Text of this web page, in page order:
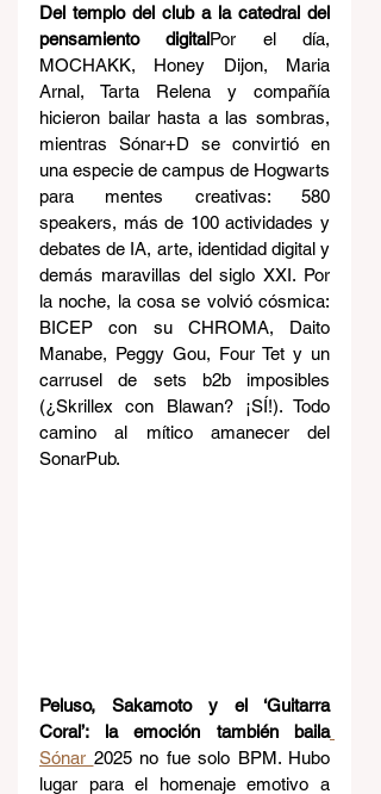
Del templo del club a la catedral del
pensamiento digitalPor el día,
MOCHAKK, Honey Dijon, Maria
Arnal, Tarta Relena y compañía
hicieron bailar hasta a las sombras,
mientras Sónar+D se convirtió en
una especie de campus de Hogwarts
para mentes creativas: 580
speakers, más de 100 actividades y
debates de IA, arte, identidad digital y
demás maravillas del siglo XXI. Por
la noche, la cosa se volvió cósmica:
BICEP con su CHROMA, Daito
Manabe, Peggy Gou, Four Tet y un
carrusel de sets b2b imposibles
(¿Skrillex con Blawan? ¡SÍ!). Todo
camino al mítico amanecer del
SonarPub.
Peluso, Sakamoto y el ‘Guitarra
Coral’: la emoción también baila
Sónar 2025 no fue solo BPM. Hubo
lugar para el homenaje emotivo a